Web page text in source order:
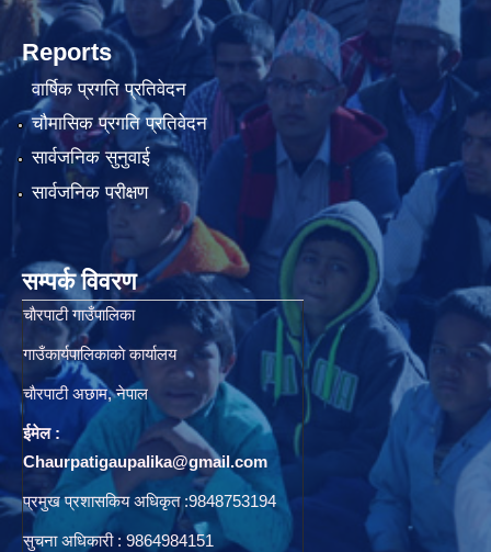
Reports
वार्षिक प्रगति प्रतिवेदन
चौमासिक प्रगति प्रतिवेदन
सार्वजनिक सुनुवाई
सार्वजनिक परीक्षण
सम्पर्क विवरण
चाैरपाटी गाउँपालिका
गाउँकार्यपालिकाकाे कार्यालय
चाैरपाटी अछाम, नेपाल
ईमेल :
Chaurpatigaupalika@gmail.com
प्रमुख प्रशासकिय अधिकृत :9848753194
सुचना अधिकारी : 9864984151